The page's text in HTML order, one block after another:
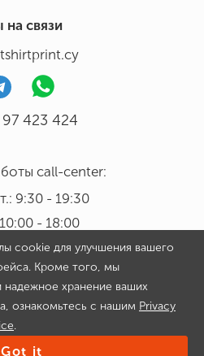
связи
97 423 424
call-center:
9:30 - 19:30
- 18:00
All rights reserved. By continuing
an order on it you agree with
&Terms Of Service
cookie для улучшения вашего
Кроме того, мы
надежное хранение ваших
ознакомьтесь с нашим Privacy
.
Got it